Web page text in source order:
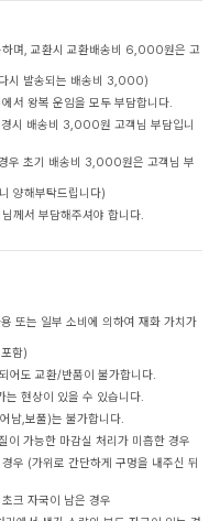
하며, 교환시 교환배송비 6,000원은 고
시 발송되는 배송비 3,000)
서 왕복 운임을 모두 부담합니다.
시 배송비 3,000원 고객님 부담입니
우 초기 배송비 3,000원은 고객님 부
양해부탁드립니다)
께서 부담해주셔야 합니다.
또는 일부 소비에 의하여 재화 가치가
함)
어도 교환/반품이 불가합니다.
는 현상이 있을 수 있습니다.
남,보풀)는 불가합니다.
이 가능한 마감실 처리가 미흡한 경우
우 (가위로 간단하게 구멍을 내주신 뒤
크 자국이 남은 경우